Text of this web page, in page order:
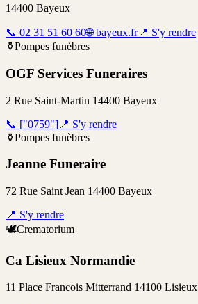
14400 Bayeux
📞 02 31 51 60 60🌐 bayeux.fr📍 S'y rendre
⚱️Pompes funèbres
OGF Services Funeraires
2 Rue Saint-Martin 14400 Bayeux
📞 ["0759"] 📍 S'y rendre
⚱️Pompes funèbres
Jeanne Funeraire
72 Rue Saint Jean 14400 Bayeux
📍 S'y rendre
🕊️Crematorium
Ca Lisieux Normandie
11 Place Francois Mitterrand 14100 Lisieux